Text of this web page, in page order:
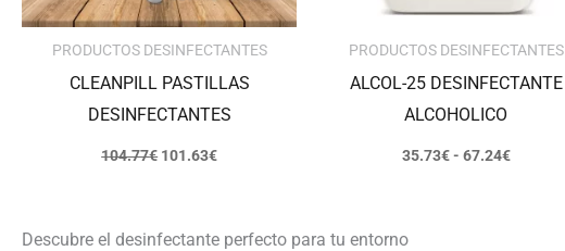
PRODUCTOS DESINFECTANTES
CLEANPILL PASTILLAS
DESINFECTANTES
104.77€ 101.63€
PRODUCTOS DESINFECTANTES
ALCOL-25 DESINFECTANTE
ALCOHOLICO
35.73€- 67.24€
Descubre el desinfectante perfecto para tu entorno